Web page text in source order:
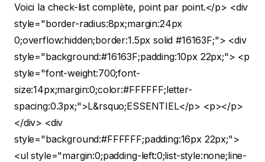
Voici la check-list complète, point par point.</p> <div
style="border-radius:8px;margin:24px
0;overflow:hidden;border:1.5px solid #16163F;"> <div
style="background:#16163F;padding:10px 22px;"> <p
style="font-weight:700;font-
size:14px;margin:0;color:#FFFFFF;letter-
spacing:0.3px;">L&rsquo;ESSENTIEL</p> <p></p>
</div> <div
style="background:#FFFFFF;padding:16px 22px;">
<ul style="margin:0;padding-left:0;list-style:none;line-